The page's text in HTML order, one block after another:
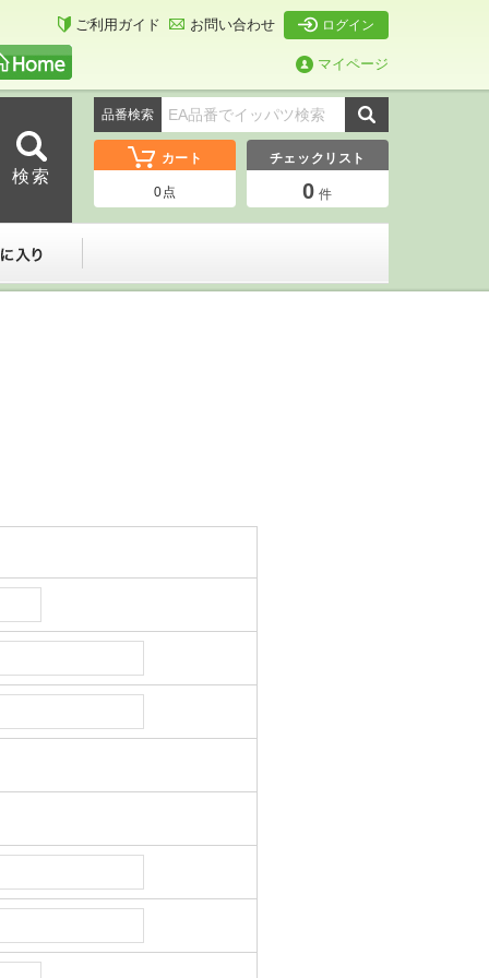
ご利用ガイド お問い合わせ ログイン
マイページ
品番検索
カート
0点
チェックリスト
0 件